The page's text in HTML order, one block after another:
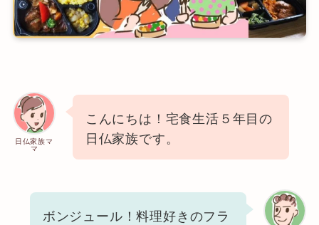
日仏家族マ
マ
こんにちは！宅食生活５年目の
日仏家族です。
ボンジュール！料理好きのフラ